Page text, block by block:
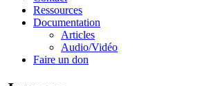
Ressources
Documentation
Articles
Audio/Vidéo
Faire un don